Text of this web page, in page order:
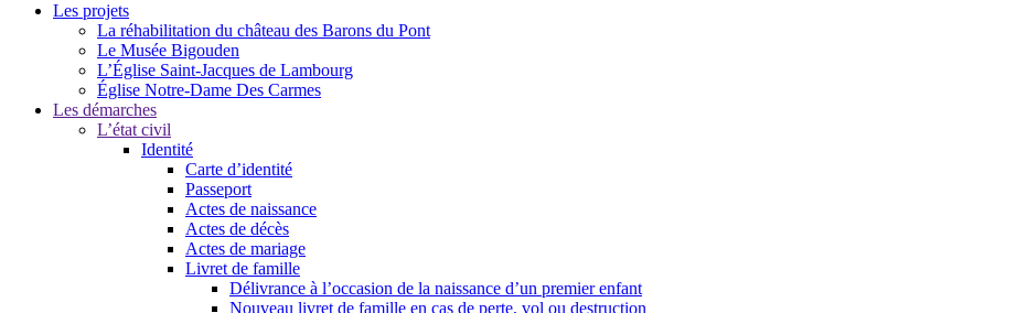
Les projets
La réhabilitation du château des Barons du Pont
Le Musée Bigouden
L’Église Saint-Jacques de Lambourg
Église Notre-Dame Des Carmes
Les démarches
L’état civil
Identité
Carte d’identité
Passeport
Actes de naissance
Actes de décès
Actes de mariage
Livret de famille
Délivrance à l’occasion de la naissance d’un premier enfant
Nouveau livret de famille en cas de perte, vol ou destruction